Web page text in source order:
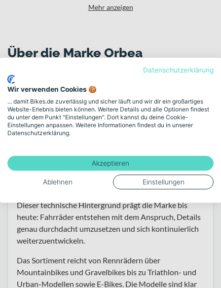
Mehr anzeigen
Über die Marke Orbea
Alle Orbea Bikes
Für tägliche Wege und sportliche Abenteuer –
Orbea stammt aus Eibar im Baskenland und blickt auf
eine lange Entwicklungsgeschichte zurück – vom
Dieser technische Hintergrund prägt die Marke bis
heute: Fahrräder entstehen mit dem Anspruch, Details
genau durchdacht umzusetzen und sich kontinuierlich
weiterzuentwickeln.
Das Sortiment reicht von Rennrädern über
Mountainbikes und Gravelbikes bis zu Triathlon- und
Urban-Modellen sowie E-Bikes. Die Modelle sind klar
Datenschutzerklärung
Wir verwenden Cookies 🍪
... damit Bikes.de zuverlässig und sicher läuft und wir dir ein großartiges
Website-Erlebnis bieten können. Weitere Details und alle Optionen findest
du unter dem Punkt "Einstellungen". Dort kannst du deine Cookie-
Einstellungen anpassen. Weitere Informationen findest du in unserer
Datenschutzerklärung.
Akzeptieren
Ablehnen Einstellungen